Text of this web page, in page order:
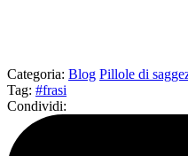
Categoria: Blog Pillole di
Tag: #frasi
Condividi: